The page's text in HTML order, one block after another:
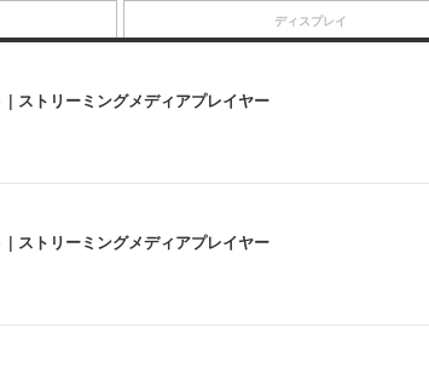
ストリーミングメディアプレイヤー
ストリーミングメディアプレイヤー
ディスプレイ